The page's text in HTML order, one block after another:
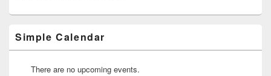
barre
Simple Calendar
There are no upcoming events.